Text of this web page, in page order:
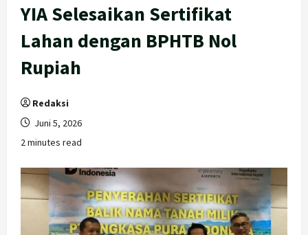
YIA Selesaikan Sertifikat
Lahan dengan BPHTB Nol
Rupiah
Redaksi
Juni 5, 2026
2 minutes read